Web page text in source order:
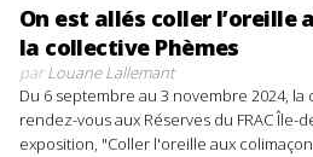
On est allés coller l’oreille
la collective Phèmes
parLouane Lallemant
Du 6 septembre au 3 novembre 2024,
rendez-vous aux Réserves du FRAC Île-
exposition, "Coller l'oreille aux